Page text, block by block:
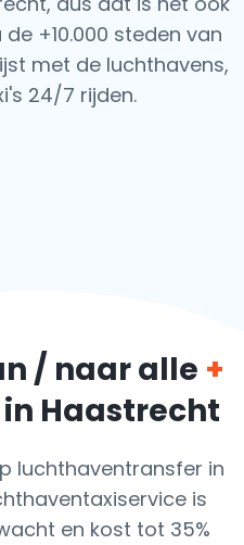
+10.000 steden van
met de luchthavens,
24/7 rijden.
/ naar alle +
in Haastrecht
luchthaventransfer in
is
en kost tot 35%